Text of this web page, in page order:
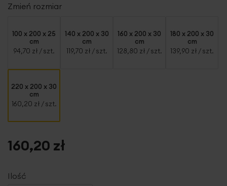
Zmień rozmiar
100 x 200 x 25
cm
94,70 zł / szt.
140 x 200 x 30
cm
119,70 zł / szt.
160 x 200 x 30
cm
128,80 zł / szt.
180 x 200 x 30
cm
139,90 zł / szt.
220 x 200 x 30
cm
160,20 zł / szt.
Ilość
160,20 zł